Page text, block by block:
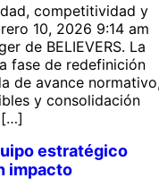
competitividad y
10, 2026 9:14 am
de BELIEVERS. La
fase de redefinición
de avance
y consolidación
[…]
estratégico
impacto